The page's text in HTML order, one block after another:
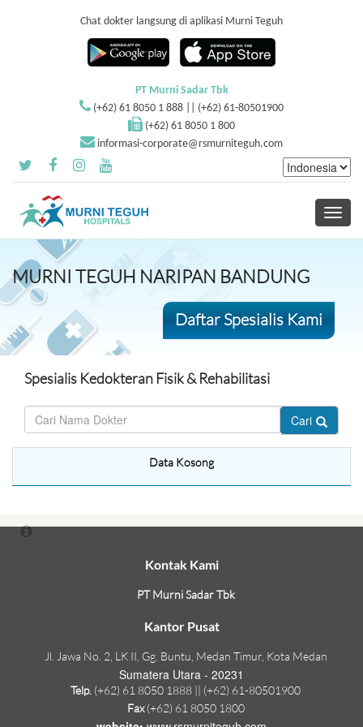
Chat dokter langsung di aplikasi Murni Teguh
PT Murni Sadar Tbk
(+62) 61 8050 1 888 || (+62) 61-80501900
(+62) 61 8050 1 800
informasi-corporate@rsmurniteguh.com
Toggle
MURNI TEGUH NARIPAN BANDUNG
Daftar Spesialis Kami
Spesialis Kedokteran Fisik & Rehabilitasi
Cari
Data Kosong
Kontak Kami
PT Murni Sadar Tbk
Kantor Pusat
Jl. Jawa No. 2, LK II, Gg. Buntu, Medan Timur, Kota Medan
Sumatera Utara - 20231
Telp. (+62) 61 8050 1888 || (+62) 61-80501900
Fax(+62) 61 8050 1800